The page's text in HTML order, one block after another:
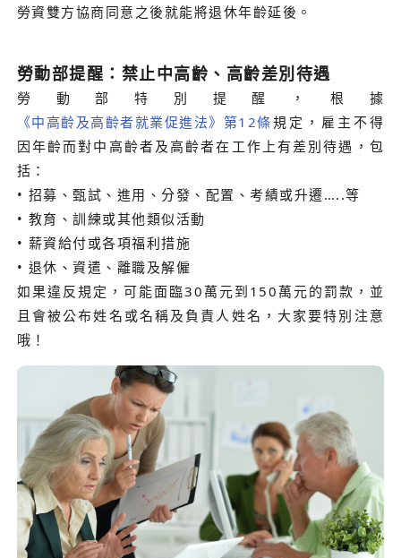
勞資雙方協商同意之後就能將退休年齡延後。
勞動部提醒：禁止中高齡、高齡差別待遇
勞動部特別提醒，根據
《中高齡及高齡者就業促進法》第12條規定，雇主不得
因年齡而對中高齡者及高齡者在工作上有差別待遇，包
括：
• 招募、甄試、進用、分發、配置、考績或升遷…..等
• 教育、訓練或其他類似活動
• 薪資給付或各項福利措施
• 退休、資遣、離職及解僱
如果違反規定，可能面臨30萬元到150萬元的罰款，並
且會被公布姓名或名稱及負責人姓名，大家要特別注意
哦！